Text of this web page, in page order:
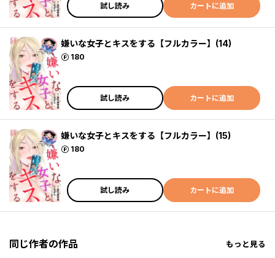
試し読み カートに追加
嫌いな女子とキスをする【フルカラー】(14)
180
ポイント
試し読み カートに追加
嫌いな女子とキスをする【フルカラー】(15)
180
ポイント
試し読み カートに追加
同じ作者の作品 もっと見る